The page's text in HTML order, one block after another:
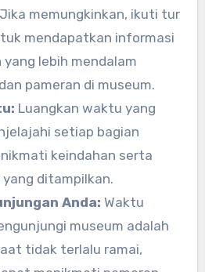
Jika memungkinkan, ikuti tur
mendapatkan informasi
lebih mendalam
pameran di museum.
Luangkan waktu yang
setiap bagian
keindahan serta
ditampilkan.
Anda: Waktu
museum adalah
tidak terlalu ramai,